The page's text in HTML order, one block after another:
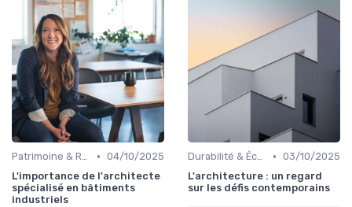
Patrimoine & Rénovation • 04/10/2025
L'importance de l'architecte
spécialisé en bâtiments
industriels
Durabilité & Écologie • 03/10/2025
L'architecture : un regard
sur les défis contemporains